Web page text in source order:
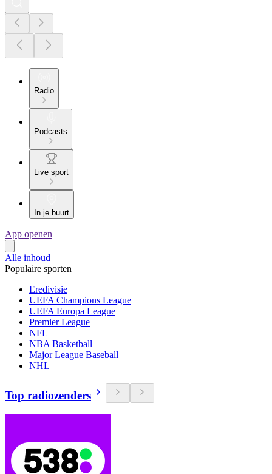
Radio
Podcasts
Live sport
In je buurt
App openen
Alle inhoud
Populaire sporten
Eredivisie
UEFA Champions League
UEFA Europa League
Premier League
NFL
NBA Basketball
Major League Baseball
NHL
Top radiozenders